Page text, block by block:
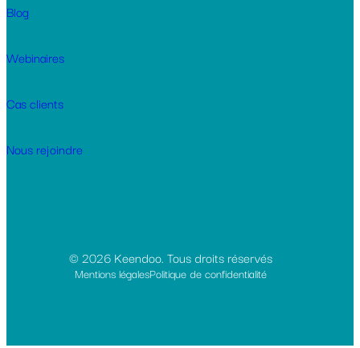
Blog
Webinaires
Cas clients
Nous rejoindre
© 2026 Keendoo. Tous droits réservés
Mentions légalesPolitique de confidentialité